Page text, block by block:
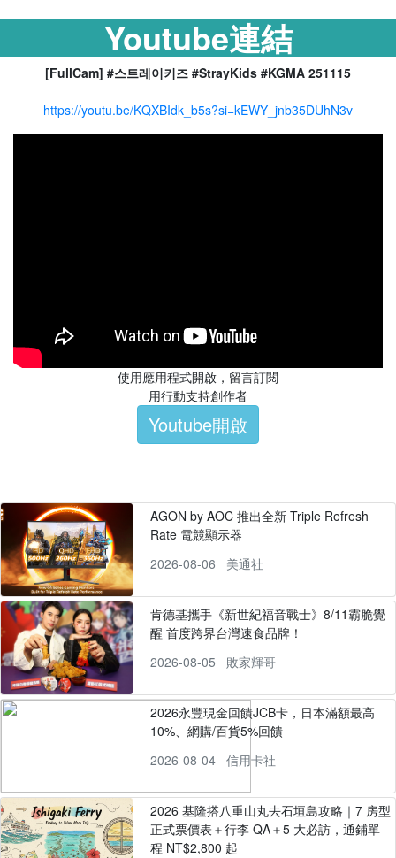
Youtube連結
[FullCam] #스트레이키즈 #StrayKids #KGMA 251115
https://youtu.be/KQXBIdk_b5s?si=kEWY_jnb35DUhN3v
使用應用程式開啟，留言訂閱
用行動支持創作者
Youtube開啟
AGON by AOC 推出全新 Triple Refresh
Rate 電競顯示器
2026-08-06
美通社
肯德基攜手《新世紀福音戰士》8/11霸脆覺
醒 首度跨界台灣速食品牌！
2026-08-05
敗家輝哥
2026永豐現金回饋JCB卡，日本滿額最高
10%、網購/百貨5%回饋
2026-08-04
信用卡社
2026 基隆搭八重山丸去石垣島攻略｜7 房型
正式票價表＋行李 QA＋5 大必訪，通鋪單
程 NT$2,800 起